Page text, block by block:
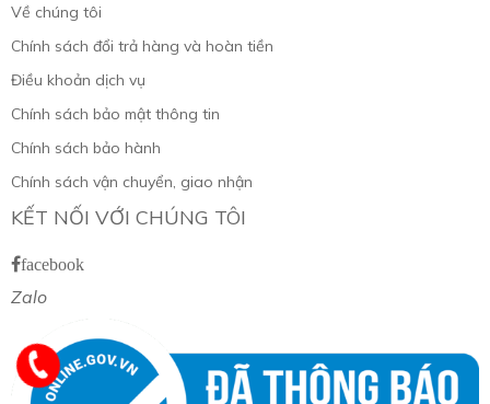
Về chúng tôi
Chính sách đổi trả hàng và hoàn tiền
Điều khoản dịch vụ
Chính sách bảo mật thông tin
Chính sách bảo hành
Chính sách vận chuyển, giao nhận
KẾT NỐI VỚI CHÚNG TÔI
facebook
Zalo